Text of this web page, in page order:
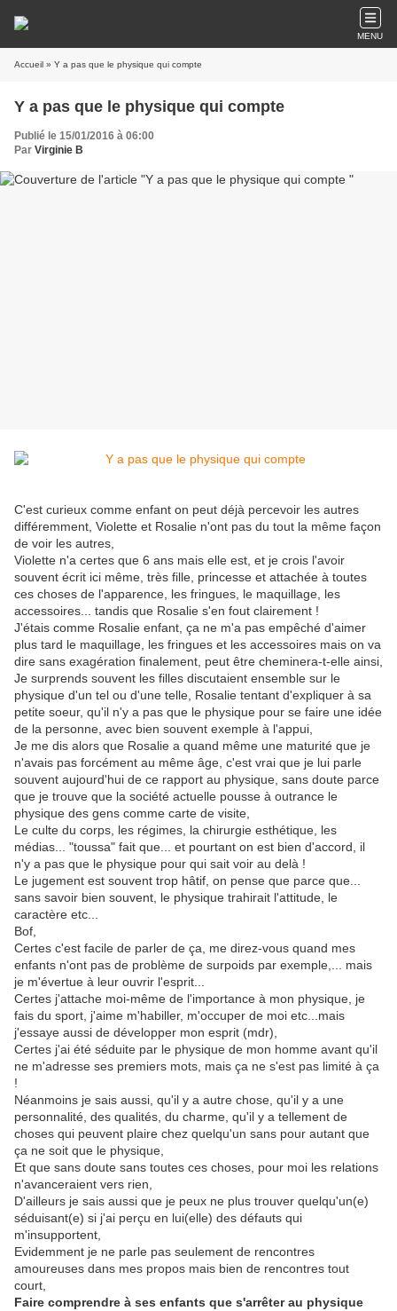
MENU
Accueil » Y a pas que le physique qui compte
Y a pas que le physique qui compte
Publié le 15/01/2016 à 06:00
Par Virginie B
C'est curieux comme enfant on peut déjà percevoir les autres
différemment, Violette et Rosalie n'ont pas du tout la même façon
de voir les autres,
Violette n'a certes que 6 ans mais elle est, et je crois l'avoir
souvent écrit ici même, très fille, princesse et attachée à toutes
ces choses de l'apparence, les fringues, le maquillage, les
accessoires... tandis que Rosalie s'en fout clairement !
J'étais comme Rosalie enfant, ça ne m'a pas empêché d'aimer
plus tard le maquillage, les fringues et les accessoires mais on va
dire sans exagération finalement, peut être cheminera-t-elle ainsi,
Je surprends souvent les filles discutaient ensemble sur le
physique d'un tel ou d'une telle, Rosalie tentant d'expliquer à sa
petite soeur, qu'il n'y a pas que le physique pour se faire une idée
de la personne, avec bien souvent exemple à l'appui,
Je me dis alors que Rosalie a quand même une maturité que je
n'avais pas forcément au même âge, c'est vrai que je lui parle
souvent aujourd'hui de ce rapport au physique, sans doute parce
que je trouve que la société actuelle pousse à outrance le
physique des gens comme carte de visite,
Le culte du corps, les régimes, la chirurgie esthétique, les
médias... "toussa" fait que... et pourtant on est bien d'accord, il
n'y a pas que le physique pour qui sait voir au delà !
Le jugement est souvent trop hâtif, on pense que parce que...
sans savoir bien souvent, le physique trahirait l'attitude, le
caractère etc...
Bof,
Certes c'est facile de parler de ça, me direz-vous quand mes
enfants n'ont pas de problème de surpoids par exemple,... mais
je m'évertue à leur ouvrir l'esprit...
Certes j'attache moi-même de l'importance à mon physique, je
fais du sport, j'aime m'habiller, m'occuper de moi etc...mais
j'essaye aussi de développer mon esprit (mdr),
Certes j'ai été séduite par le physique de mon homme avant qu'il
ne m'adresse ses premiers mots, mais ça ne s'est pas limité à ça
!
Néanmoins je sais aussi, qu'il y a autre chose, qu'il y a une
personnalité, des qualités, du charme, qu'il y a tellement de
choses qui peuvent plaire chez quelqu'un sans pour autant que
ça ne soit que le physique,
Et que sans doute sans toutes ces choses, pour moi les relations
n'avanceraient vers rien,
D'ailleurs je sais aussi que je peux ne plus trouver quelqu'un(e)
séduisant(e) si j'ai perçu en lui(elle) des défauts qui
m'insupportent,
Evidemment je ne parle pas seulement de rencontres
amoureuses dans mes propos mais bien de rencontres tout
court,
Faire comprendre à ses enfants que s'arrêter au physique